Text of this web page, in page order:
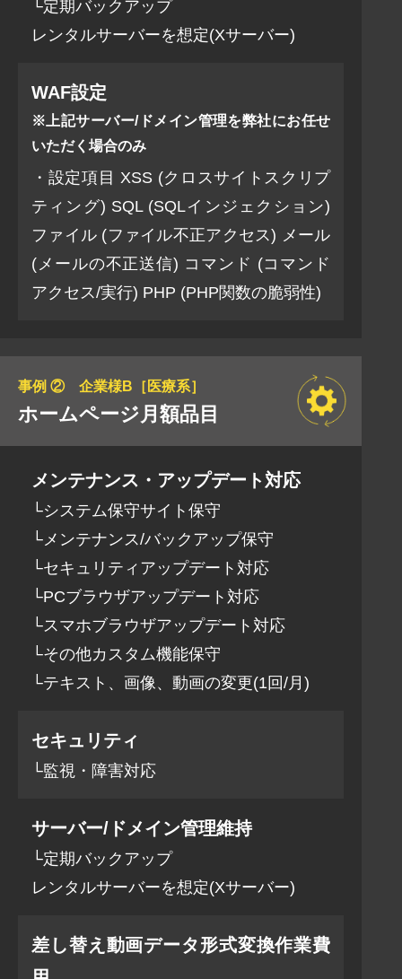
└定期バックアップ
レンタルサーバーを想定(Xサーバー)
WAF設定
※上記サーバー/ドメイン管理を弊社にお任せ
いただく場合のみ
・設定項目 XSS (クロスサイトスクリプ
ティング) SQL (SQLインジェクション)
ファイル (ファイル不正アクセス) メール
(メールの不正送信) コマンド (コマンド
アクセス/実行) PHP (PHP関数の脆弱性)
事例 ② 企業様B［医療系］
ホームページ月額品目
メンテナンス・アップデート対応
└システム保守サイト保守
└メンテナンス/バックアップ保守
└セキュリティアップデート対応
└PCブラウザアップデート対応
└スマホブラウザアップデート対応
└その他カスタム機能保守
└テキスト、画像、動画の変更(1回/月)
セキュリティ
└監視・障害対応
サーバー/ドメイン管理維持
└定期バックアップ
レンタルサーバーを想定(Xサーバー)
差し替え動画データ形式変換作業費